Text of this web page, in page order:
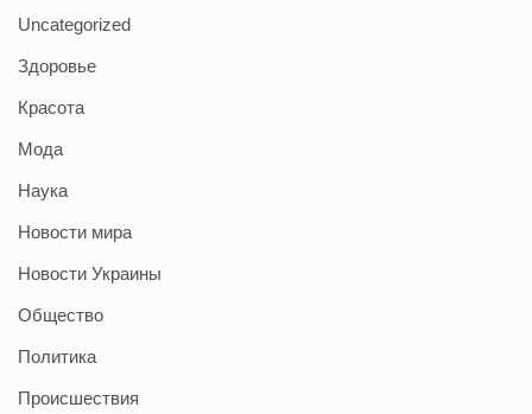
Uncategorized
Здоровье
Красота
Мода
Наука
Новости мира
Новости Украины
Общество
Политика
Происшествия